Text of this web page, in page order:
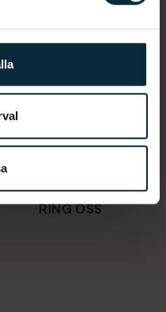
men regelbundna
för att dina tänder
RING OSS